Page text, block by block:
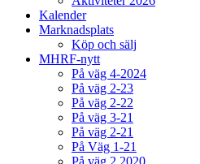
Kalender
Marknadsplats
Köp och sälj
MHRF-nytt
På väg 4-2024
På väg 2-23
På väg 2-22
På väg 3-21
På väg 2-21
På Väg 1-21
På väg 2 2020